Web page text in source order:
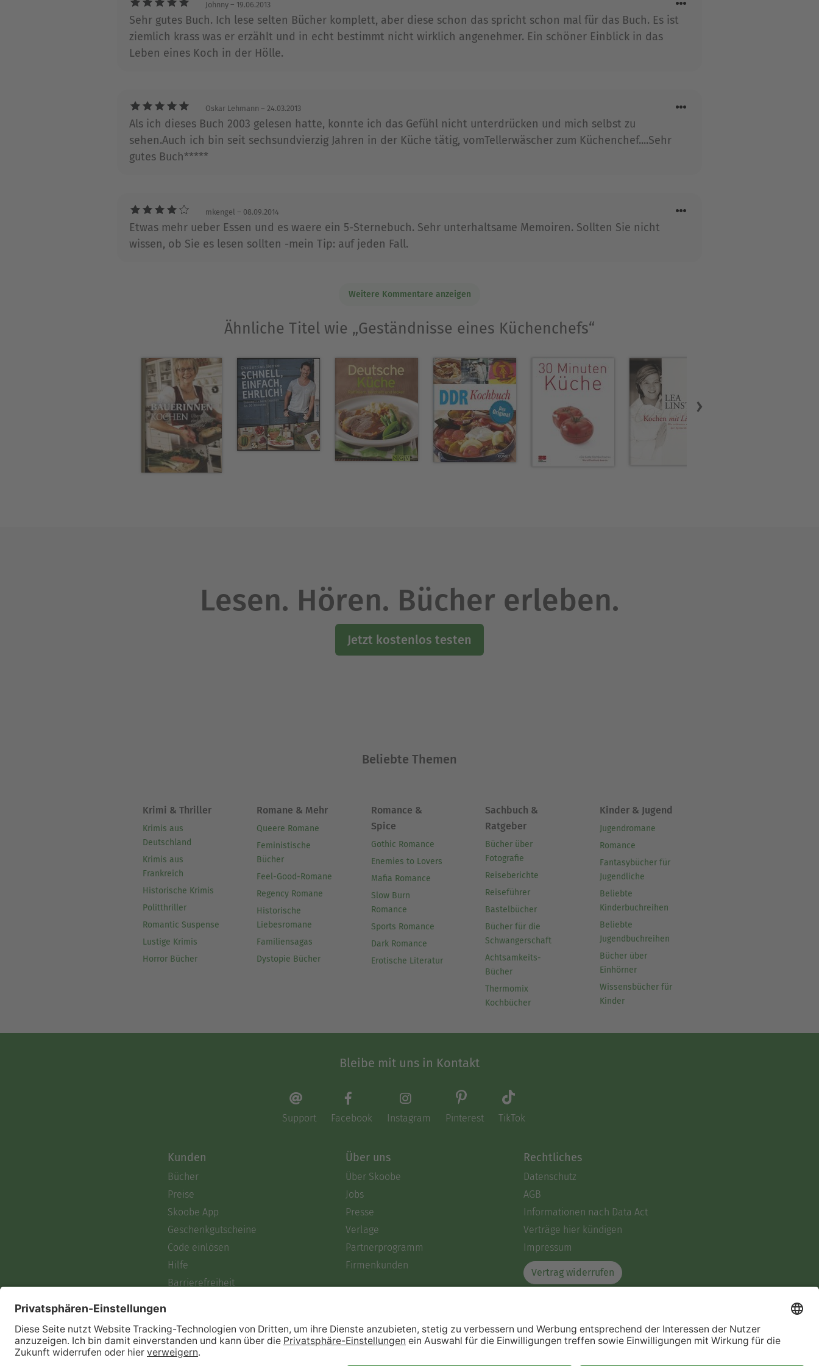
Johnny – 19.06.2013
Sehr gutes Buch. Ich lese selten Bücher komplett, aber diese schon das spricht schon mal für das Buch. Es ist
ziemlich krass was er erzählt und in echt bestimmt nicht wirklich angenehmer. Ein schöner Einblick in das
Leben eines Koch in der Hölle.
Oskar Lehmann – 24.03.2013
Als ich dieses Buch 2003 gelesen hatte, konnte ich das Gefühl nicht unterdrücken und mich selbst zu
sehen.Auch ich bin seit sechsundvierzig Jahren in der Küche tätig, vomTellerwäscher zum Küchenchef....Sehr
gutes Buch*****
mkengel – 08.09.2014
Etwas mehr ueber Essen und es waere ein 5-Sternebuch. Sehr unterhaltsame Memoiren. Sollten Sie nicht
wissen, ob Sie es lesen sollten -mein Tip: auf jeden Fall.
Weitere Kommentare anzeigen
Ähnliche Titel wie „Geständnisse eines Küchenchefs“
Lesen. Hören. Bücher erleben.
Jetzt kostenlos testen
Beliebte Themen
Krimi & Thriller
Krimis aus
Deutschland
Krimis aus
Frankreich
Historische Krimis
Politthriller
Romantic Suspense
Lustige Krimis
Horror Bücher
Romane & Mehr
Queere Romane
Feministische
Bücher
Feel-Good-Romane
Regency Romane
Historische
Liebesromane
Familiensagas
Dystopie Bücher
Romance &
Spice
Gothic Romance
Enemies to Lovers
Mafia Romance
Slow Burn
Romance
Sports Romance
Dark Romance
Erotische Literatur
Sachbuch &
Ratgeber
Bücher über
Fotografie
Reiseberichte
Reiseführer
Bastelbücher
Bücher für die
Schwangerschaft
Achtsamkeits-
Bücher
Thermomix
Kochbücher
Kinder & Jugend
Jugendromane
Romance
Fantasybücher für
Jugendliche
Beliebte
Kinderbuchreihen
Beliebte
Jugendbuchreihen
Bücher über
Einhörner
Wissensbücher für
Kinder
Bleibe mit uns in Kontakt
Support Facebook Instagram Pinterest TikTok
Kunden
Bücher
Preise
Skoobe App
Geschenkgutscheine
Code einlösen
Hilfe
Barrierefreiheit
Über uns
Über Skoobe
Jobs
Presse
Verlage
Partnerprogramm
Firmenkunden
Rechtliches
Datenschutz
AGB
Informationen nach Data Act
Verträge hier kündigen
Impressum
Vertrag widerrufen